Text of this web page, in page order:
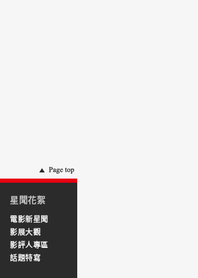
星聞花絮
電影新星聞
影展大觀
影評人專區
話題特寫